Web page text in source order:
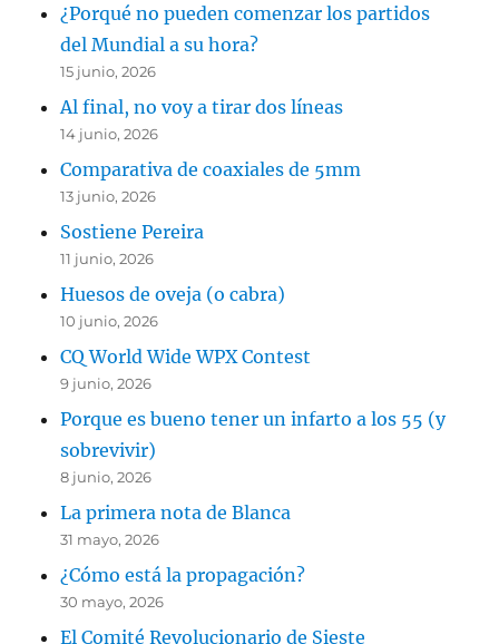
¿Porqué no pueden comenzar los partidos
del Mundial a su hora?
15 junio, 2026
Al final, no voy a tirar dos líneas
14 junio, 2026
Comparativa de coaxiales de 5mm
13 junio, 2026
Sostiene Pereira
11 junio, 2026
Huesos de oveja (o cabra)
10 junio, 2026
CQ World Wide WPX Contest
9 junio, 2026
Porque es bueno tener un infarto a los 55 (y
sobrevivir)
8 junio, 2026
La primera nota de Blanca
31 mayo, 2026
¿Cómo está la propagación?
30 mayo, 2026
El Comité Revolucionario de Sieste